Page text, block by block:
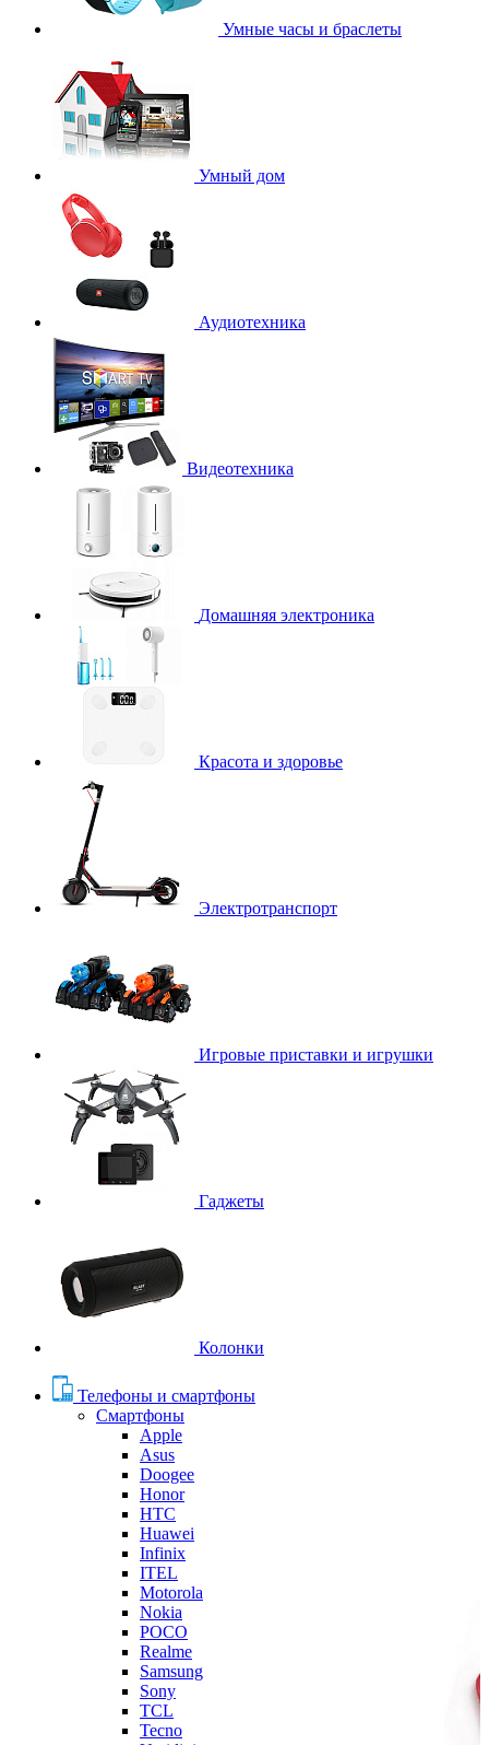
Умные часы и браслеты
Умный дом
Аудиотехника
Видеотехника
Домашняя электроника
Красота и здоровье
Электротранспорт
Игровые приставки и игрушки
Гаджеты
Колонки
Телефоны и смартфоны
Смартфоны
Apple
Asus
Doogee
Honor
HTC
Huawei
Infinix
ITEL
Motorola
Nokia
POCO
Realme
Samsung
Sony
TCL
Tecno